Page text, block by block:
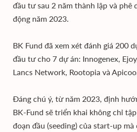
đầu tư sau 2 năm thành lập và phê
động năm 2023.
BK Fund đã xem xét đánh giá 200
đầu tư cho 7 dự án: Innogenex,
Lancs Network, Rootopia và
Đáng chú ý, từ năm 2023, định
BK-Fund sẽ triển khai không chỉ
đoạn đầu (seeding) của start-up